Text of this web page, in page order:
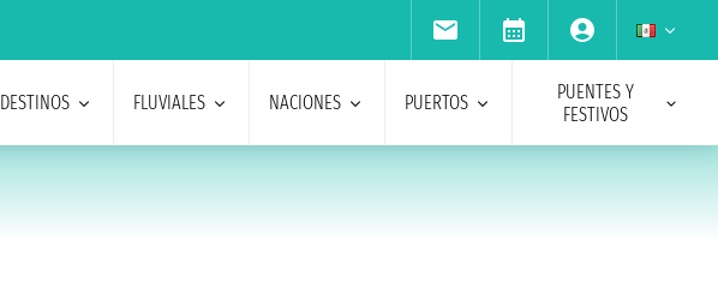
DESTINOS FLUVIALES NACIONES PUERTOS
PUENTES Y
FESTIVOS